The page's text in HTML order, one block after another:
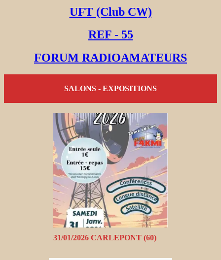
UFT (Club CW)
REF - 55
FORUM RADIOAMATEURS
SALONS - EXPOSITIONS
31/01/2026 CARLEPONT (60)